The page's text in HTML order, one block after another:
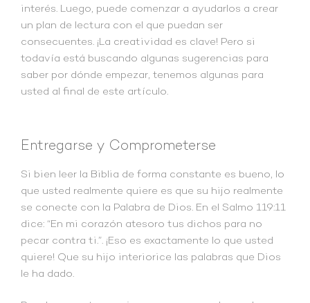
interés. Luego, puede comenzar a ayudarlos a crear
un plan de lectura con el que puedan ser
consecuentes. ¡La creatividad es clave! Pero si
todavía está buscando algunas sugerencias para
saber por dónde empezar, tenemos algunas para
usted al final de este artículo.
Entregarse y Comprometerse
Si bien leer la Biblia de forma constante es bueno, lo
que usted realmente quiere es que su hijo realmente
se conecte con la Palabra de Dios. En el Salmo 119:11
dice: “En mi corazón atesoro tus dichos para no
pecar contra ti.”. ¡Eso es exactamente lo que usted
quiere! Que su hijo interiorice las palabras que Dios
le ha dado.